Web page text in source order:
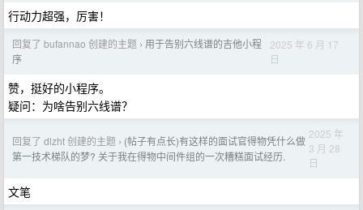
行动力超强，厉害！
回复了 bufannao 创建的主题 › 用于告别六线谱的吉他小程
序
2025 年 6 月 17
日
赞，挺好的小程序。
疑问：为啥告别六线谱？
回复了 dlzht 创建的主题 › (帖子有点长)有这样的面试官得物凭什么做
第一技术梯队的梦? 关于我在得物中间件组的一次糟糕面试经历.
2025 年
3 月 28
日
文笔